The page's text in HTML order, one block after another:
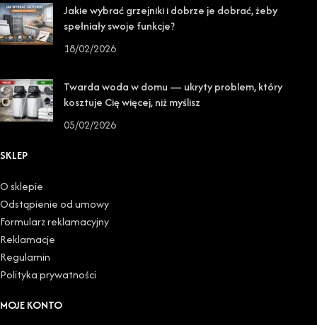
Jakie wybrać grzejniki i dobrze je dobrać, żeby
spełniały swoje funkcje?
18/02/2026
Twarda woda w domu — ukryty problem, który
kosztuje Cię więcej, niż myślisz
05/02/2026
SKLEP
O sklepie
Odstąpienie od umowy
Formularz reklamacyjny
Reklamacje
Regulamin
Polityka prywatności
MOJE KONTO